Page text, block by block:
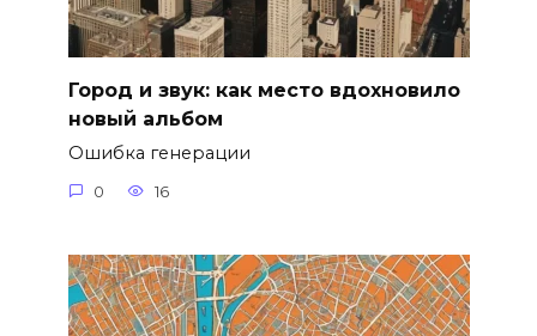
Город и звук: как место вдохновило
новый альбом
Ошибка генерации
0 16